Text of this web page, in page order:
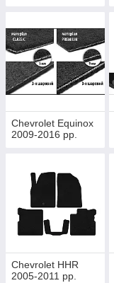
Chevrolet Equinox
2009-2016 рр.
Chevrolet HHR
2005-2011 рр.